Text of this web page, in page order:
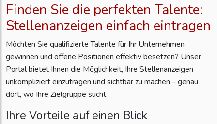
Finden Sie die perfekten Talente:
Stellenanzeigen einfach eintragen
Möchten Sie qualifizierte Talente für Ihr Unternehmen
gewinnen und offene Positionen effektiv besetzen? Unser
Portal bietet Ihnen die Möglichkeit, Ihre Stellenanzeigen
unkompliziert einzutragen und sichtbar zu machen – genau
dort, wo Ihre Zielgruppe sucht.
Ihre Vorteile auf einen Blick